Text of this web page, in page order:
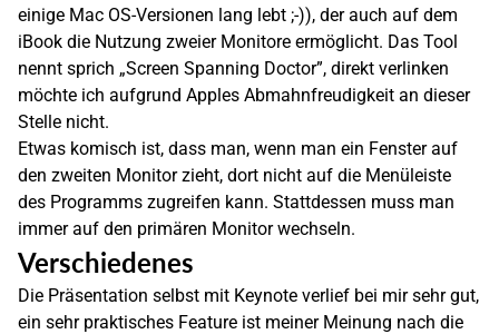
einige Mac OS-Versionen lang lebt ;-)), der auch auf dem
iBook die Nutzung zweier Monitore ermöglicht. Das Tool
nennt sprich „Screen Spanning Doctor”, direkt verlinken
möchte ich aufgrund Apples Abmahnfreudigkeit an dieser
Stelle nicht.
Etwas komisch ist, dass man, wenn man ein Fenster auf
den zweiten Monitor zieht, dort nicht auf die Menüleiste
des Programms zugreifen kann. Stattdessen muss man
immer auf den primären Monitor wechseln.
Verschiedenes
Die Präsentation selbst mit Keynote verlief bei mir sehr gut,
ein sehr praktisches Feature ist meiner Meinung nach die